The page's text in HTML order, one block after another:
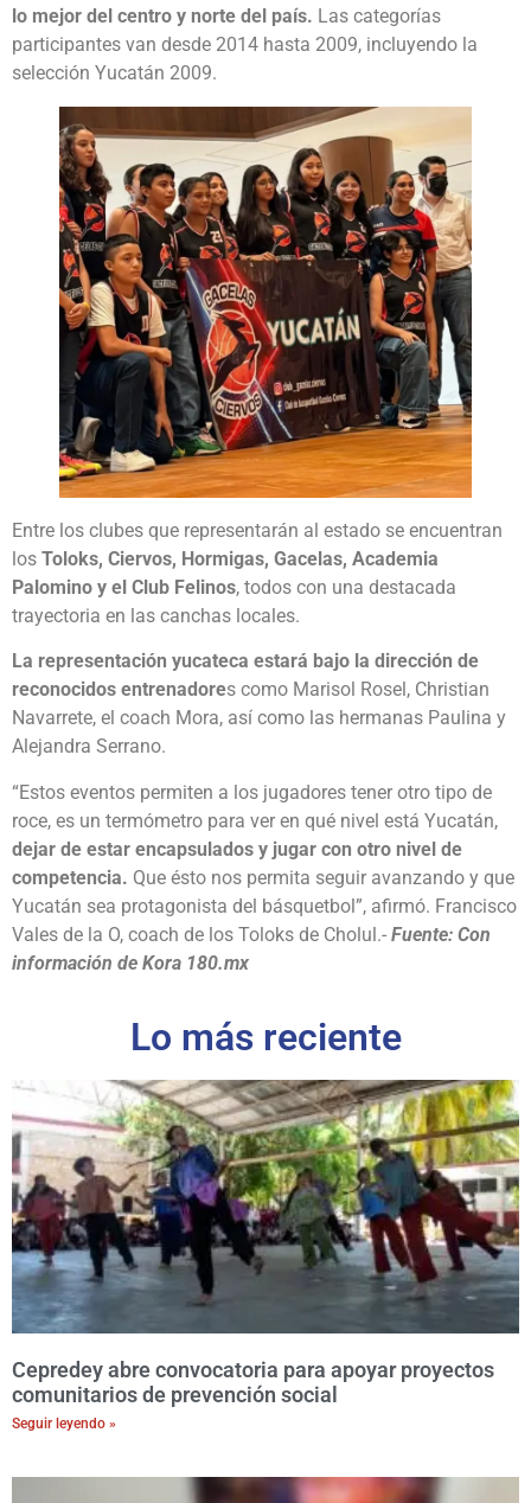
lo mejor del centro y norte del país. Las categorías
participantes van desde 2014 hasta 2009, incluyendo la
selección Yucatán 2009.
Entre los clubes que representarán al estado se encuentran
los Toloks, Ciervos, Hormigas, Gacelas, Academia
Palomino y el Club Felinos, todos con una destacada
trayectoria en las canchas locales.
La representación yucateca estará bajo la dirección de
reconocidos entrenadores como Marisol Rosel, Christian
Navarrete, el coach Mora, así como las hermanas Paulina y
Alejandra Serrano.
“Estos eventos permiten a los jugadores tener otro tipo de
roce, es un termómetro para ver en qué nivel está Yucatán,
dejar de estar encapsulados y jugar con otro nivel de
competencia. Que ésto nos permita seguir avanzando y que
Yucatán sea protagonista del básquetbol”, afirmó. Francisco
Vales de la O, coach de los Toloks de Cholul.- Fuente: Con
información de Kora 180.mx
Lo más reciente
Cepredey abre convocatoria para apoyar proyectos
comunitarios de prevención social
Seguir leyendo »